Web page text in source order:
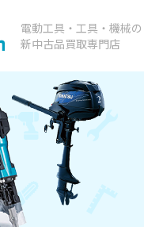
電動工具・工具・機械の
新中古品買取専門店